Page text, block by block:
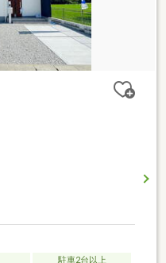
駐車2台以上